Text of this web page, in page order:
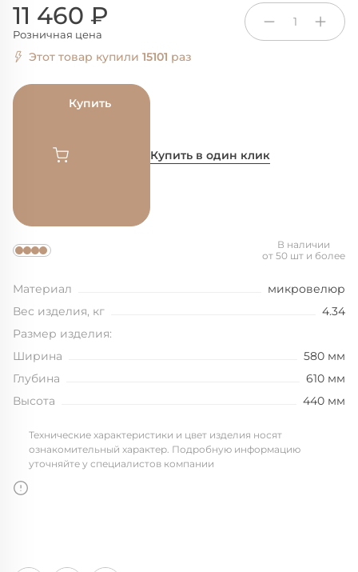
11 460 ₽
Розничная цена
1
Этот товар купили 15101 раз
Купить
Купить в один клик
В наличии
от 50 шт и более
Материал
микровелюр
Вес изделия, кг
4.34
Размер изделия:
Ширина
580 мм
Глубина
610 мм
Высота
440 мм
Технические характеристики и цвет изделия носят
ознакомительный характер. Подробную информацию
уточняйте у специалистов компании